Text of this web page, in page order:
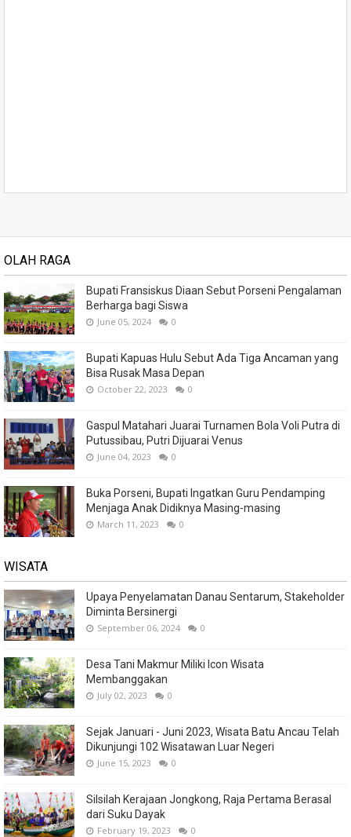
OLAH RAGA
Bupati Fransiskus Diaan Sebut Porseni Pengalaman
Berharga bagi Siswa
June 05, 2024 0
Bupati Kapuas Hulu Sebut Ada Tiga Ancaman yang
Bisa Rusak Masa Depan
October 22, 2023 0
Gaspul Matahari Juarai Turnamen Bola Voli Putra di
Putussibau, Putri Dijuarai Venus
June 04, 2023 0
Buka Porseni, Bupati Ingatkan Guru Pendamping
Menjaga Anak Didiknya Masing-masing
March 11, 2023 0
WISATA
Upaya Penyelamatan Danau Sentarum, Stakeholder
Diminta Bersinergi
September 06, 2024 0
Desa Tani Makmur Miliki Icon Wisata
Membanggakan
July 02, 2023 0
Sejak Januari - Juni 2023, Wisata Batu Ancau Telah
Dikunjungi 102 Wisatawan Luar Negeri
June 15, 2023 0
Silsilah Kerajaan Jongkong, Raja Pertama Berasal
dari Suku Dayak
February 19, 2023 0